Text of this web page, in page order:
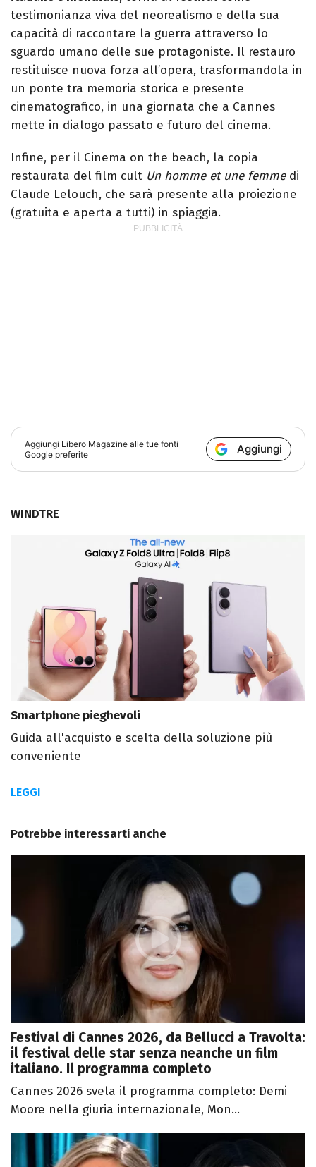
testimonianza viva del neorealismo e della sua
capacità di raccontare la guerra attraverso lo
sguardo umano delle sue protagoniste. Il restauro
restituisce nuova forza all’opera, trasformandola in
un ponte tra memoria storica e presente
cinematografico, in una giornata che a Cannes
mette in dialogo passato e futuro del cinema.
Infine, per il Cinema on the beach, la copia
restaurata del film cult Un homme et une femmedi
Claude Lelouch, che sarà presente alla proiezione
(gratuita e aperta a tutti) in spiaggia.
Aggiungi Libero Magazine alle tue fonti
Google preferite
Aggiungi
WINDTRE
Smartphone pieghevoli
Guida all'acquisto e scelta della soluzione più
conveniente
LEGGI
Potrebbe interessarti anche
Festival di Cannes 2026, da Bellucci a Travolta:
il festival delle star senza neanche un film
italiano. Il programma completo
Cannes 2026 svela il programma completo: Demi
Moore nella giuria internazionale, Mon...